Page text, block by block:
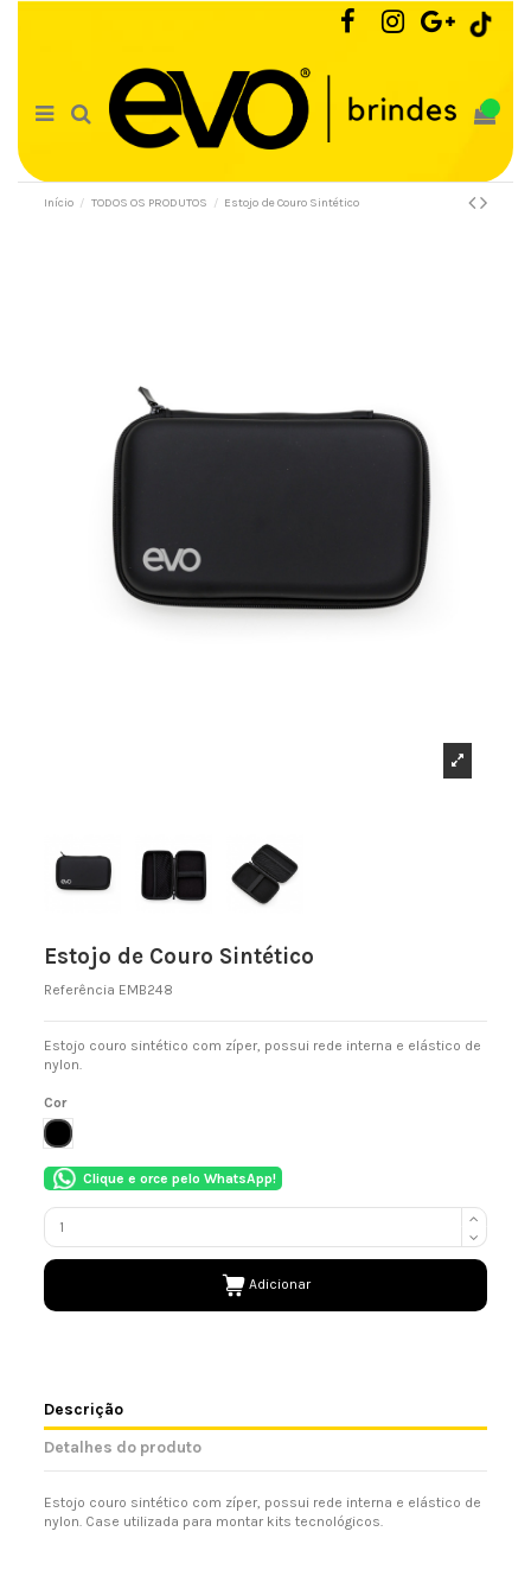
Início TODOS OS PRODUTOS Estojo de Couro Sintético
Estojo de Couro Sintético
Referência EMB248
Estojo couro sintético com zíper, possui rede interna e elástico de
nylon.
Cor
PRETO
Clique e orce pelo WhatsApp!
Adicionar
Descrição
Detalhes do produto
Estojo couro sintético com zíper, possui rede interna e elástico de
nylon. Case utilizada para montar kits tecnológicos.